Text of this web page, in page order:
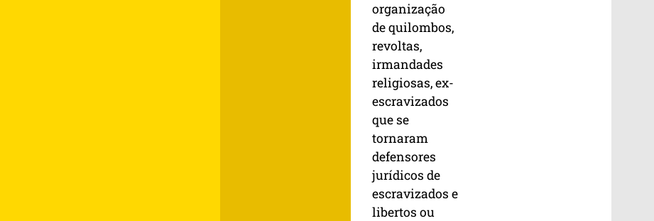
organização
de quilombos,
revoltas,
irmandades
religiosas, ex-
escravizados
que se
tornaram
defensores
jurídicos de
escravizados e
libertos ou